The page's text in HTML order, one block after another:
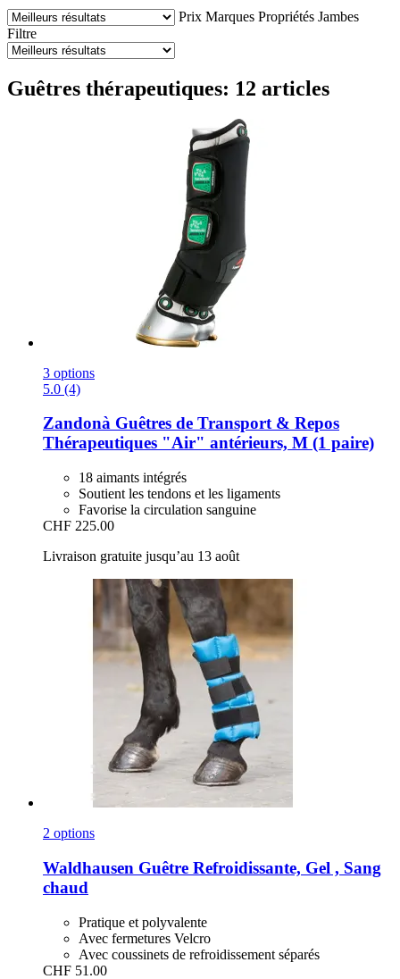
Prix Marques Propriétés Jambes
Filtre
Guêtres thérapeutiques: 12 articles
3 options
5.0 (4)
Zandonà Guêtres de Transport & Repos
Thérapeutiques "Air" antérieurs, M (1 paire)
18 aimants intégrés
Soutient les tendons et les ligaments
Favorise la circulation sanguine
CHF 225.00
Livraison gratuite jusqu’au 13 août
2 options
Waldhausen Guêtre Refroidissante, Gel , Sang
chaud
Pratique et polyvalente
Avec fermetures Velcro
Avec coussinets de refroidissement séparés
CHF 51.00